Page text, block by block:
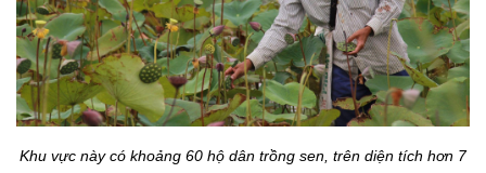
Khu vực này có khoảng 60 hộ dân trồng sen, trên diện tích hơn 7